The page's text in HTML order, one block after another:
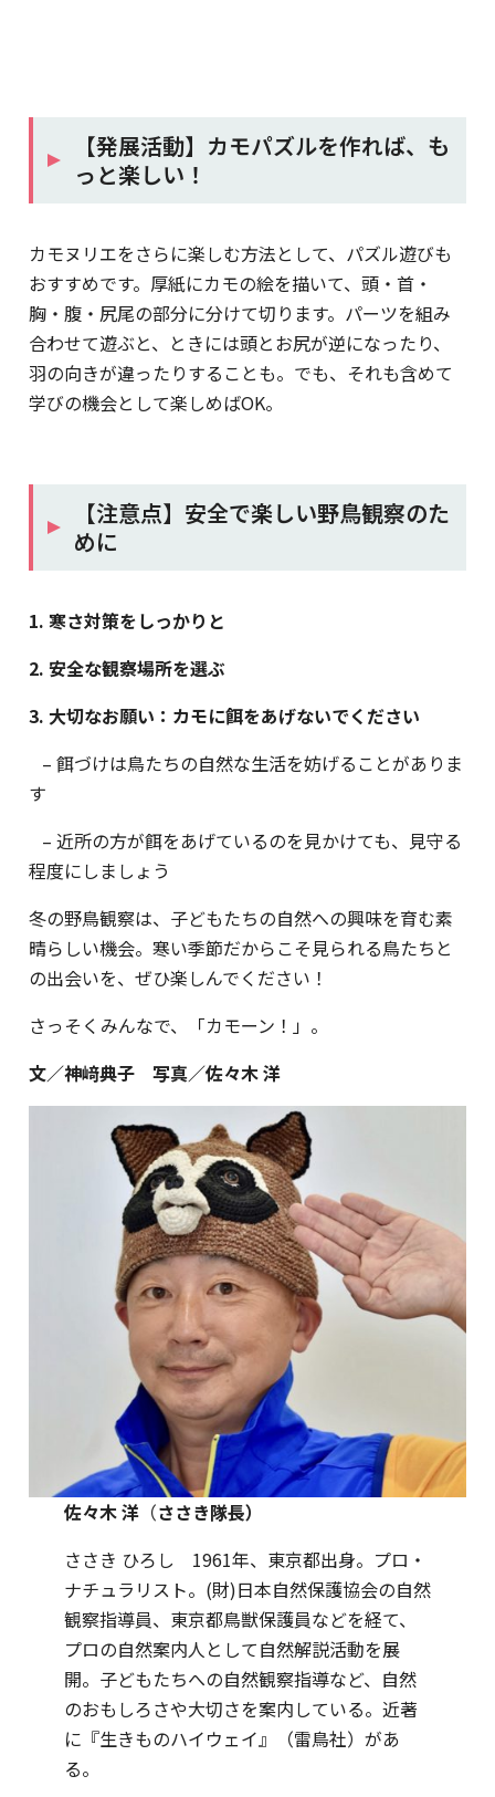
【発展活動】カモパズルを作れば、も
っと楽しい！
カモヌリエをさらに楽しむ方法として、パズル遊びも
おすすめです。厚紙にカモの絵を描いて、頭・首・
胸・腹・尻尾の部分に分けて切ります。パーツを組み
合わせて遊ぶと、ときには頭とお尻が逆になったり、
羽の向きが違ったりすることも。でも、それも含めて
学びの機会として楽しめばOK。
【注意点】安全で楽しい野鳥観察のた
めに
1. 寒さ対策をしっかりと
2. 安全な観察場所を選ぶ
3. 大切なお願い：カモに餌をあげないでください
– 餌づけは鳥たちの自然な生活を妨げることがありま
す
– 近所の方が餌をあげているのを見かけても、見守る
程度にしましょう
冬の野鳥観察は、子どもたちの自然への興味を育む素
晴らしい機会。寒い季節だからこそ見られる鳥たちと
の出会いを、ぜひ楽しんでください！
さっそくみんなで、「カモーン！」。
文／神﨑典子
写真／佐々木 洋
佐々木 洋（ささき隊長）
ささき ひろし 1961年、東京都出身。プロ・
ナチュラリスト。(財)日本自然保護協会の自然
観察指導員、東京都鳥獣保護員などを経て、
プロの自然案内人として自然解説活動を展
開。子どもたちへの自然観察指導など、自然
のおもしろさや大切さを案内している。近著
に『生きものハイウェイ』（雷鳥社）があ
る。